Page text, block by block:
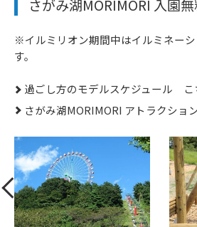
さがみ湖MORIMORI 入園
※イルミリオン期間中はイルミネー
す。
過ごし方のモデルスケジュール こ
さがみ湖MORIMORI アトラクショ